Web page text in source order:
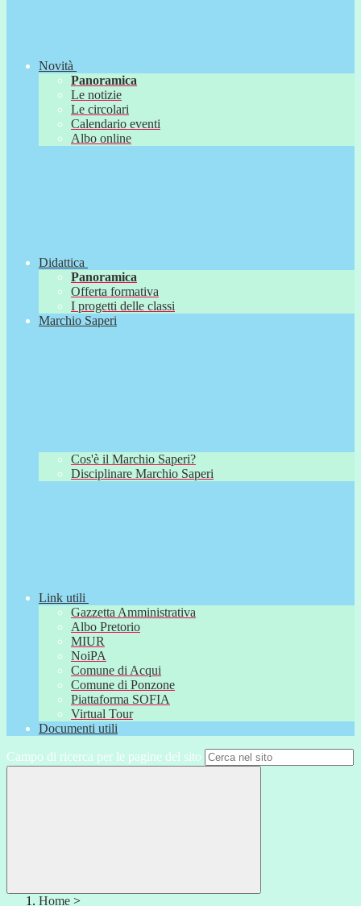
Novità
Panoramica
Le notizie
Le circolari
Calendario eventi
Albo online
Didattica
Panoramica
Offerta formativa
I progetti delle classi
Marchio Saperi
Cos'è il Marchio Saperi?
Disciplinare Marchio Saperi
Link utili
Gazzetta Amministrativa
Albo Pretorio
MIUR
NoiPA
Comune di Acqui
Comune di Ponzone
Piattaforma SOFIA
Virtual Tour
Documenti utili
Campo di ricerca per le pagine del sito
Home >